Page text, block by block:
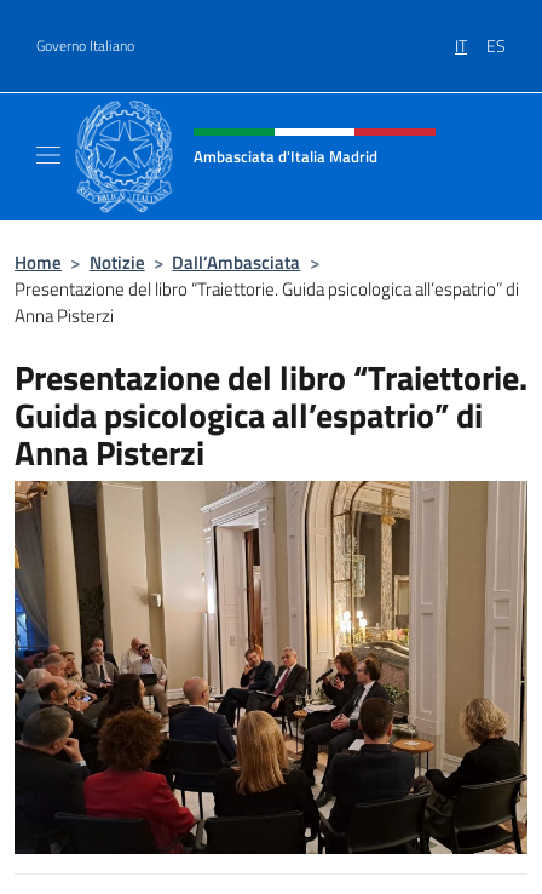
Governo Italiano IT ES
Intestazione sito, social e menù
Ambasciata d'Italia Madrid
Home > Notizie > Dall’Ambasciata >
Presentazione del libro “Traiettorie. Guida psicologica all’espatrio” di
Anna Pisterzi
Presentazione del libro “Traiettorie.
Guida psicologica all’espatrio” di
Anna Pisterzi